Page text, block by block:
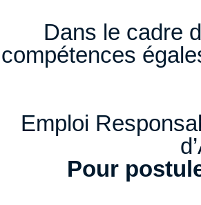
Dans le cadre
compétences
Emploi
Pour